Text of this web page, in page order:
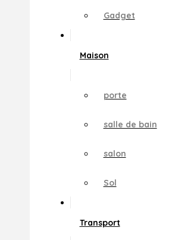
Gadget
Maison
porte
salle de bain
salon
Sol
Transport